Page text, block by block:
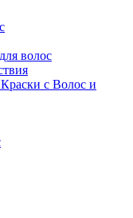
волос
с Волос и